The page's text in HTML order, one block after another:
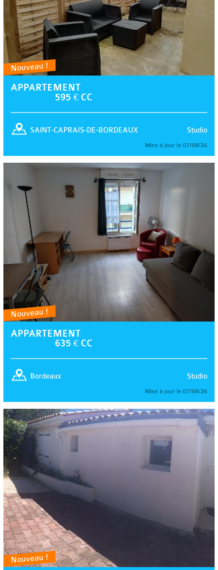
Nouveau !
APPARTEMENT
595 € CC
Studio
SAINT-CAPRAIS-DE-BORDEAUX
Mise à jour le 07/08/26
Nouveau !
APPARTEMENT
635 € CC
Studio
Bordeaux
Mise à jour le 07/08/26
Nouveau !